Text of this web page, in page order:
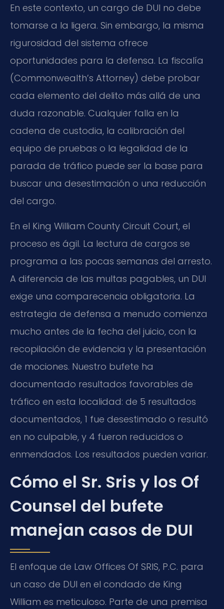
En este contexto, un cargo de DUI no debe
tomarse a la ligera. Sin embargo, la misma
rigurosidad del sistema ofrece
oportunidades para la defensa. La fiscalía
(Commonwealth’s Attorney) debe probar
cada elemento del delito más allá de una
duda razonable. Cualquier falla en la
cadena de custodia, la calibración del
equipo de pruebas o la legalidad de la
parada de tráfico puede ser la base para
buscar una desestimación o una reducción
del cargo.
En el King William County Circuit Court, el
proceso es ágil. La lectura de cargos se
programa a las pocas semanas del arresto.
A diferencia de las multas pagables, un DUI
exige una comparecencia obligatoria. La
estrategia de defensa a menudo comienza
mucho antes de la fecha del juicio, con la
recopilación de evidencia y la presentación
de mociones. Nuestro bufete ha
documentado resultados favorables de
tráfico en esta localidad: de 5 resultados
documentados, 1 fue desestimado o resultó
en no culpable, y 4 fueron reducidos o
enmendados. Los resultados pueden variar.
Cómo el Sr. Sris y los Of
Counsel del bufete
manejan casos de DUI
El enfoque de Law Offices Of SRIS, P.C. para
un caso de DUI en el condado de King
William es meticuloso. Parte de una premisa